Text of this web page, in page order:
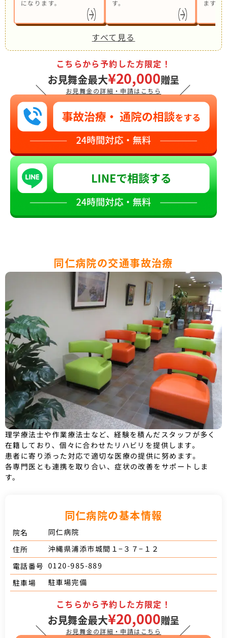
になります。
す。
ます。
すべて見る
＼
こちらから予約した方限定！
お見舞金最大¥20,000贈呈
お見舞金の詳細・申請はこちら ／
同仁病院の交通事故治療
理学療法士や作業療法士など、経験を積んだスタッフが多く
在籍しており、個々に合わせたリハビリを提供します。
患者に寄り添った対応で適切な医療の提供に努めます。
各専門医とも連携を取り合い、症状の改善をサポートしま
す。
同仁病院の基本情報
院名
同仁病院
住所
沖縄県浦添市城間１−３７−１２
電話番号 0120-985-889
駐車場
駐車場完備
＼
こちらから予約した方限定！
お見舞金最大¥20,000贈呈
お見舞金の詳細・申請はこちら ／